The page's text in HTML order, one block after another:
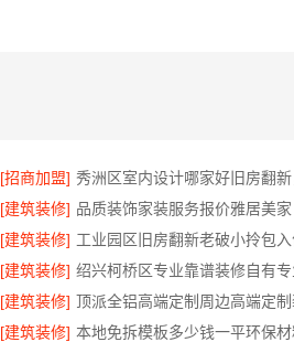
[招商加盟]
[建筑装修] 品质装饰家装服务报价雅居美家
[建筑装修]
[建筑装修]
[建筑装修]
[建筑装修]